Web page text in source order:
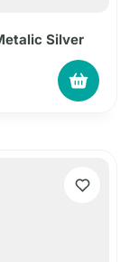
Silver